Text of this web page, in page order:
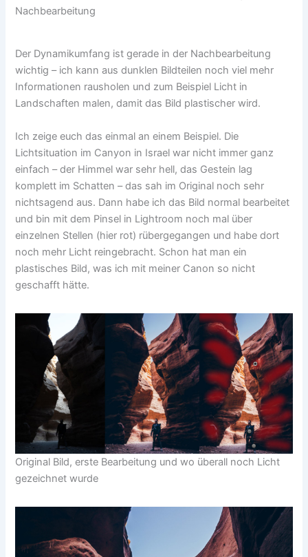
Nachbearbeitung
Der Dynamikumfang ist gerade in der Nachbearbeitung
wichtig – ich kann aus dunklen Bildteilen noch viel mehr
Informationen rausholen und zum Beispiel Licht in
Landschaften malen, damit das Bild plastischer wird.
Ich zeige euch das einmal an einem Beispiel. Die
Lichtsituation im Canyon in Israel war nicht immer ganz
einfach – der Himmel war sehr hell, das Gestein lag
komplett im Schatten – das sah im Original noch sehr
nichtsagend aus. Dann habe ich das Bild normal bearbeitet
und bin mit dem Pinsel in Lightroom noch mal über
einzelnen Stellen (hier rot) rübergegangen und habe dort
noch mehr Licht reingebracht. Schon hat man ein
plastisches Bild, was ich mit meiner Canon so nicht
geschafft hätte.
Original Bild, erste Bearbeitung und wo überall noch Licht
gezeichnet wurde